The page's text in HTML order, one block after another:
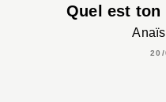
Quel est